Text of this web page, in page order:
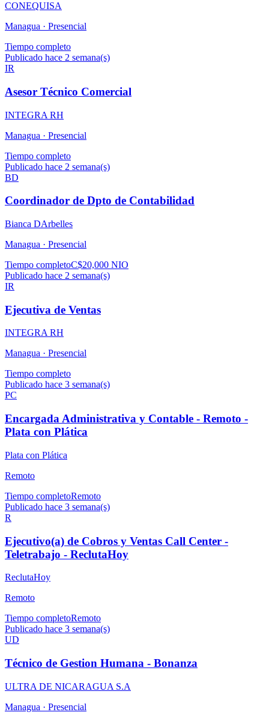
CONEQUISA
Managua · Presencial
Tiempo completo
Publicado hace 2 semana(s)
IR
Asesor Técnico Comercial
INTEGRA RH
Managua · Presencial
Tiempo completo
Publicado hace 2 semana(s)
BD
Coordinador de Dpto de Contabilidad
Bianca DArbelles
Managua · Presencial
Tiempo completoC$20,000 NIO
Publicado hace 2 semana(s)
IR
Ejecutiva de Ventas
INTEGRA RH
Managua · Presencial
Tiempo completo
Publicado hace 3 semana(s)
PC
Encargada Administrativa y Contable - Remoto -
Plata con Plática
Plata con Plática
Remoto
Tiempo completoRemoto
Publicado hace 3 semana(s)
R
Ejecutivo(a) de Cobros y Ventas Call Center -
Teletrabajo - ReclutaHoy
ReclutaHoy
Remoto
Tiempo completoRemoto
Publicado hace 3 semana(s)
UD
Técnico de Gestion Humana - Bonanza
ULTRA DE NICARAGUA S.A
Managua · Presencial